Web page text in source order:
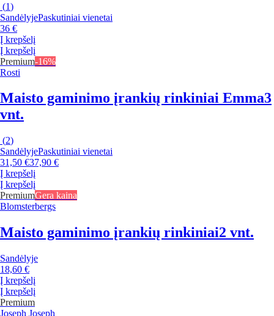
(1)
SandėlyjePaskutiniai vienetai
36 €
Į krepšelį
Į krepšelį
Premium-16%
Rosti
Maisto gaminimo įrankių rinkiniai Emma3
vnt.
(2)
SandėlyjePaskutiniai vienetai
31,50 €37,90 €
Į krepšelį
Į krepšelį
PremiumGera kaina
Blomsterbergs
Maisto gaminimo įrankių rinkiniai2 vnt.
Sandėlyje
18,60 €
Į krepšelį
Į krepšelį
Premium
Joseph Joseph